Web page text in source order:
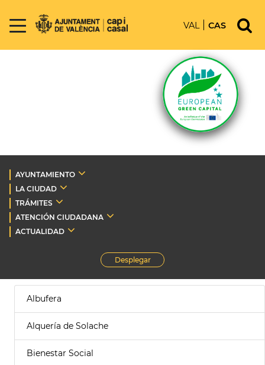
VAL CAS
AYUNTAMIENTO
LA CIUDAD
TRÁMITES
ATENCIÓN CIUDADANA
ACTUALIDAD
Desplegar
Albufera
Alquería de Solache
Bienestar Social